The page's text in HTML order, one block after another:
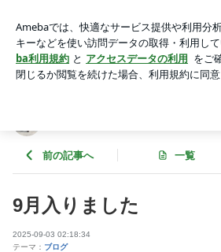
アプリをダウンロードして ブログの更新通知
ょう。
前の記事へ 一覧
9月入りました
2025-09-03 02:18:34
テーマ： ブログ